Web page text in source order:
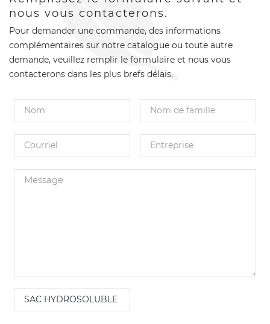
nous vous contacterons.
Pour demander une commande, des informations
complémentaires sur notre catalogue ou toute autre
demande, veuillez remplir le formulaire et nous vous
contacterons dans les plus brefs délais.